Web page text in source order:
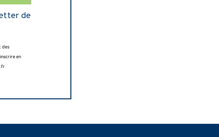
de
des
en